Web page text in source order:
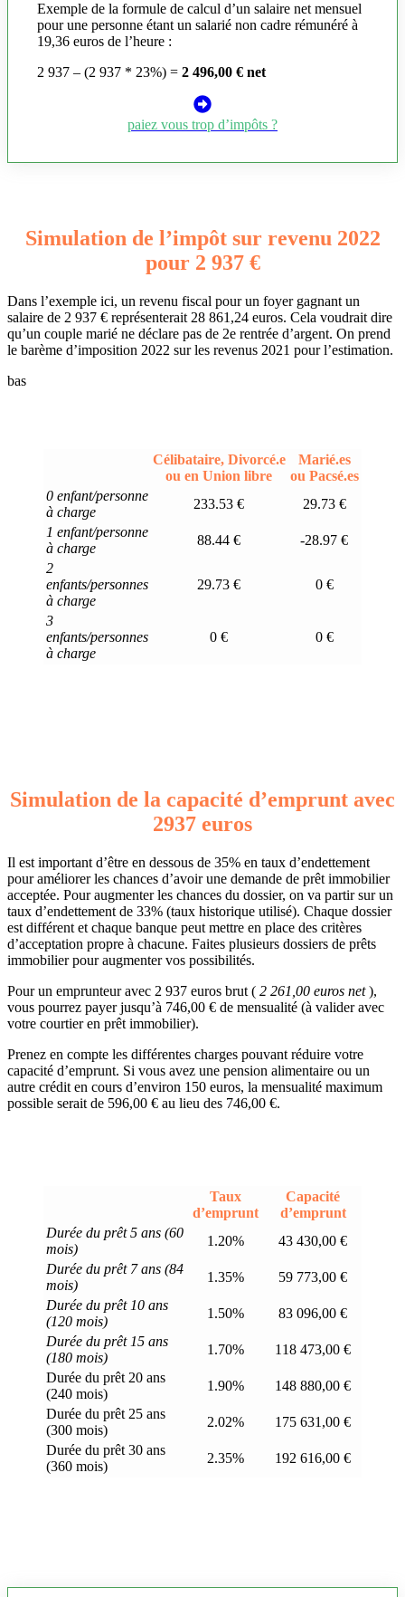
Exemple de la formule de calcul d’un salaire net mensuel
pour une personne étant un salarié non cadre rémunéré à
19,36 euros de l’heure :
2 937 – (2 937 * 23%) = 2 496,00 € net
paiez vous trop d’impôts ?
Simulation de l’impôt sur revenu 2022
pour 2 937 €
Dans l’exemple ici, un revenu fiscal pour un foyer gagnant un
salaire de 2 937 € représenterait 28 861,24 euros. Cela voudrait dire
qu’un couple marié ne déclare pas de 2e rentrée d’argent. On prend
le barème d’imposition 2022 sur les revenus 2021 pour l’estimation.
bas
Célibataire, Divorcé.e
ou en Union libre
Marié.es
ou Pacsé.es
0 enfant/personne
à charge
233.53 €
29.73 €
1 enfant/personne
à charge
88.44 €
-28.97 €
2
enfants/personnes
à charge
29.73 € 0 €
3
enfants/personnes
à charge
0 € 0 €
Simulation de la capacité d’emprunt avec
2937 euros
Il est important d’être en dessous de 35% en taux d’endettement
pour améliorer les chances d’avoir une demande de prêt immobilier
acceptée. Pour augmenter les chances du dossier, on va partir sur un
taux d’endettement de 33% (taux historique utilisé). Chaque dossier
est différent et chaque banque peut mettre en place des critères
d’acceptation propre à chacune. Faites plusieurs dossiers de prêts
immobilier pour augmenter vos possibilités.
Pour un emprunteur avec 2 937 euros brut ( 2 261,00 euros net),
vous pourrez payer jusqu’à 746,00 € de mensualité (à valider avec
votre courtier en prêt immobilier).
Prenez en compte les différentes charges pouvant réduire votre
capacité d’emprunt. Si vous avez une pension alimentaire ou un
autre crédit en cours d’environ 150 euros, la mensualité maximum
possible serait de 596,00 € au lieu des 746,00 €.
Taux
d’emprunt
Capacité
d’emprunt
Durée du prêt 5 ans (60
mois)
1.20%
43 430,00 €
Durée du prêt 7 ans (84
mois)
1.35%
59 773,00 €
Durée du prêt 10 ans
(120 mois)
1.50%
83 096,00 €
Durée du prêt 15 ans
(180 mois)
1.70%
118 473,00 €
Durée du prêt 20 ans
(240 mois)
1.90%
148 880,00 €
Durée du prêt 25 ans
(300 mois)
2.02%
175 631,00 €
Durée du prêt 30 ans
(360 mois)
2.35% 192 616,00 €